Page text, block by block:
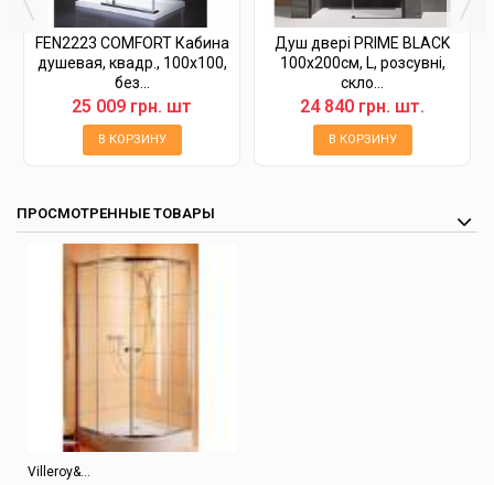
FEN2223 COMFORT Кабина
душевая, квадр., 100х100,
без...
25 009 грн. шт
В КОРЗИНУ
Душ двері PRIME BLACK
100х200см, L, розсувні,
скло...
24 840 грн. шт.
В КОРЗИНУ
ПРОСМОТРЕННЫЕ ТОВАРЫ
Villeroy&...